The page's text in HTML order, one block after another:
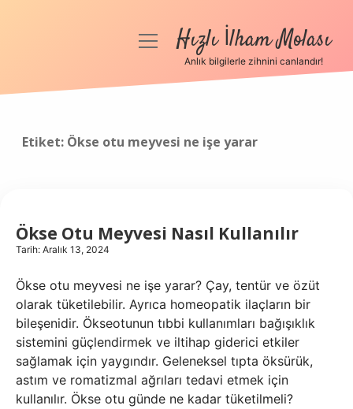
Anasayfa
menüyüHızlı İlham Molası
Anlık bilgilerle zihnini canlandır!
Etiket: Ökse otu meyvesi ne işe yarar
Ökse Otu Meyvesi Nasıl Kullanılır
Tarih: Aralık 13, 2024
Ökse otu meyvesi ne işe yarar? Çay, tentür ve özüt
olarak tüketilebilir. Ayrıca homeopatik ilaçların bir
bileşenidir. Ökseotunun tıbbi kullanımları bağışıklık
sistemini güçlendirmek ve iltihap giderici etkiler
sağlamak için yaygındır. Geleneksel tıpta öksürük,
astım ve romatizmal ağrıları tedavi etmek için
kullanılır. Ökse otu günde ne kadar tüketilmeli?